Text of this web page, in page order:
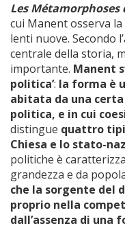
Les Métamorphoses
cui Manent osserva
lenti nuove. Secondo
centrale della storia,
importante. Manent
politica’: la forma è
abitata da una
politica, e in cui
distingue quattro
Chiesa e lo stato-
politiche è
grandezza e da
che la sorgente del
proprio nella
dall’assenza di una